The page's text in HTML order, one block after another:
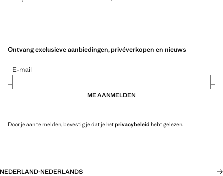
Ontvang exclusieve aanbiedingen, privéverkopen en nieuws
E-mail
ME AANMELDEN
Door je aan te melden, bevestig je dat je hetprivacybeleid hebt gelezen.
NEDERLAND·NEDERLANDS